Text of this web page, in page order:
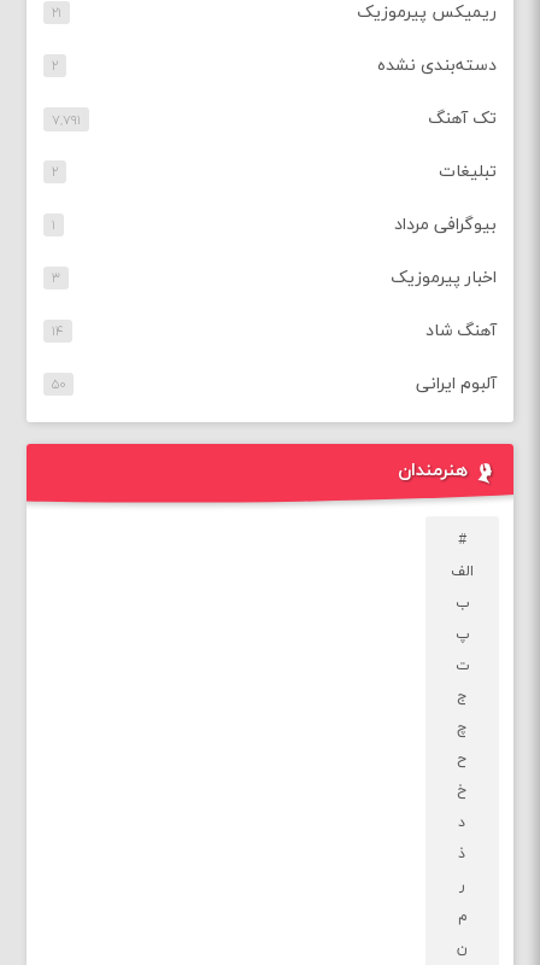
ریمیکس پیرموزیک ۲۱
دسته‌بندی نشده ۲
تک آهنگ ۷,۷۹۱
تبلیغات ۲
بیوگرافی مرداد ۱
اخبار پیرموزیک ۳
آهنگ شاد ۱۴
آلبوم ایرانی ۵۰
هنرمندان
#
الف
ب
پ
ت
ج
چ
ح
خ
د
ذ
ر
م
ن